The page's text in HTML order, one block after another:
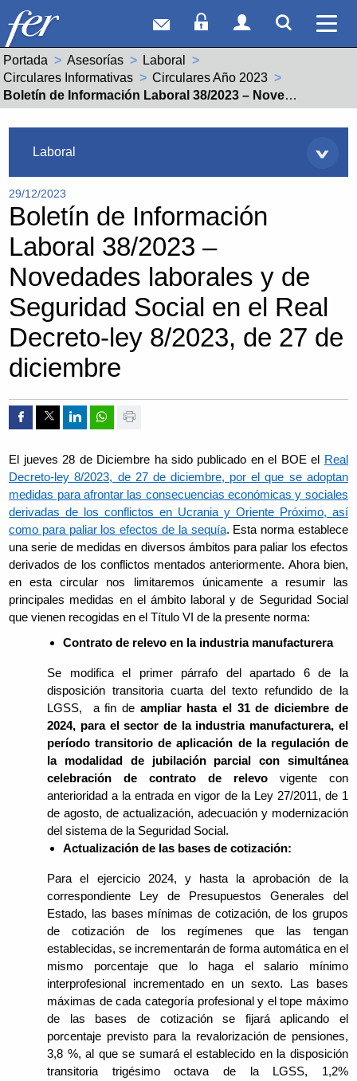
Correo webAcceso Socios
Acceso
Portada Asesorías
Laboral
Circulares Informativas
Circulares Año 2023
Actual:
Boletín de Información Laboral 38/2023 – Novedades laborales y de Seguridad Social en el Real Decreto-ley 8/2023, de 27 de diciembre
Laboral
29/12/2023
Boletín de Información
Laboral 38/2023 –
Novedades laborales y de
Seguridad Social en el Real
Decreto-ley 8/2023, de 27 de
diciembre
Compartir por Facebook
Compartir por Twitter
Compartir por Linkedin
Compartir por whatsapp
Imprimir
El jueves 28 de Diciembre ha sido publicado en el BOE el Real
Decreto-ley 8/2023, de 27 de diciembre, por el que se adoptan
medidas para afrontar las consecuencias económicas y sociales
derivadas de los conflictos en Ucrania y Oriente Próximo, así
como para paliar los efectos de la sequía. Esta norma establece
una serie de medidas en diversos ámbitos para paliar los efectos
derivados de los conflictos mentados anteriormente. Ahora bien,
en esta circular nos limitaremos únicamente a resumir las
principales medidas en el ámbito laboral y de Seguridad Social
que vienen recogidas en el Título VI de la presente norma:
Contrato de relevo en la industria manufacturera
Se modifica el primer párrafo del apartado 6 de la
disposición transitoria cuarta del texto refundido de la
LGSS, a fin de ampliar hasta el 31 de diciembre de
2024, para el sector de la industria manufacturera, el
período transitorio de aplicación de la regulación de
la modalidad de jubilación parcial con simultánea
celebración de contrato de relevovigente con
anterioridad a la entrada en vigor de la Ley 27/2011, de 1
de agosto, de actualización, adecuación y modernización
del sistema de la Seguridad Social.
Actualización de las bases de cotización:
Para el ejercicio 2024, y hasta la aprobación de la
correspondiente Ley de Presupuestos Generales del
Estado, las bases mínimas de cotización, de los grupos
de cotización de los regímenes que las tengan
establecidas, se incrementarán de forma automática en el
mismo porcentaje que lo haga el salario mínimo
interprofesional incrementado en un sexto. Las bases
máximas de cada categoría profesional y el tope máximo
de las bases de cotización se fijará aplicando el
porcentaje previsto para la revalorización de pensiones,
3,8 %, al que se sumará el establecido en la disposición
transitoria trigésimo octava de la LGSS, 1,2%